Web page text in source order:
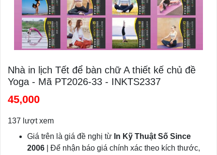
Nhà in lịch Tết để bàn chữ A thiết kế chủ đề
Yoga - Mã PT2026-33 - INKTS2337
45,000
137 lượt xem
Giá trên là giá đề nghị từ In Kỹ Thuật Số Since
2006 | Để nhận báo giá chính xác theo kích thước,